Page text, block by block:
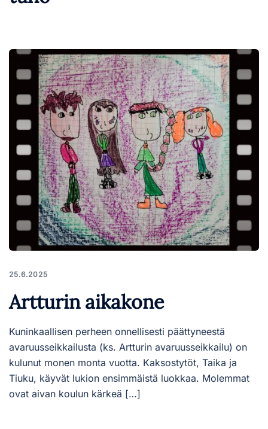
25.6.2025
Artturin aikakone
Kuninkaallisen perheen onnellisesti päättyneestä
avaruusseikkailusta (ks. Artturin avaruusseikkailu) on
kulunut monen monta vuotta. Kaksostytöt, Taika ja
Tiuku, käyvät lukion ensimmäistä luokkaa. Molemmat
ovat aivan koulun kärkeä […]